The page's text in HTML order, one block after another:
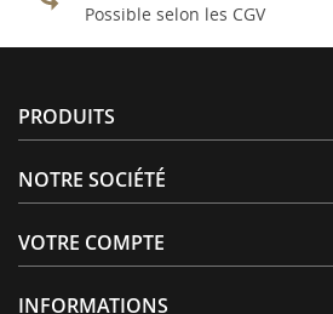
Possible selon les CGV
PRODUITS
NOTRE SOCIÉTÉ
VOTRE COMPTE
INFORMATIONS